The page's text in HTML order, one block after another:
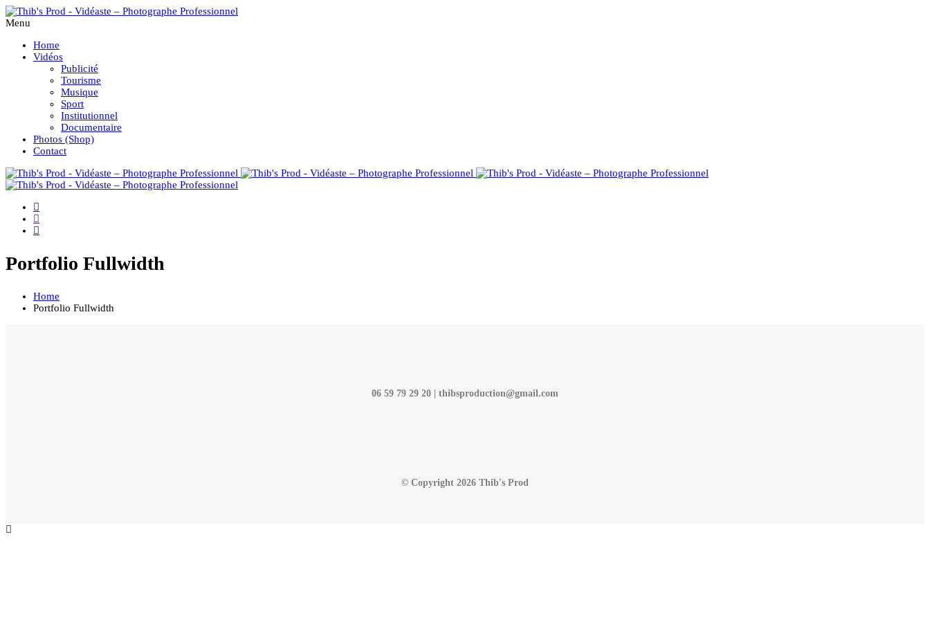
Menu
Home
Vidéos
Publicité
Tourisme
Musique
Sport
Institutionnel
Documentaire
Photos (Shop)
Contact
Portfolio Fullwidth
Home
Portfolio Fullwidth
06 59 79 29 20 | thibsproduction@gmail.com
© Copyright 2026 Thib's Prod